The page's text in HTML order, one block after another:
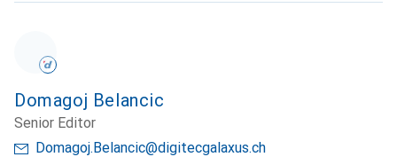
Domagoj Belancic
Senior Editor
Domagoj.Belancic@digitecgalaxus.ch